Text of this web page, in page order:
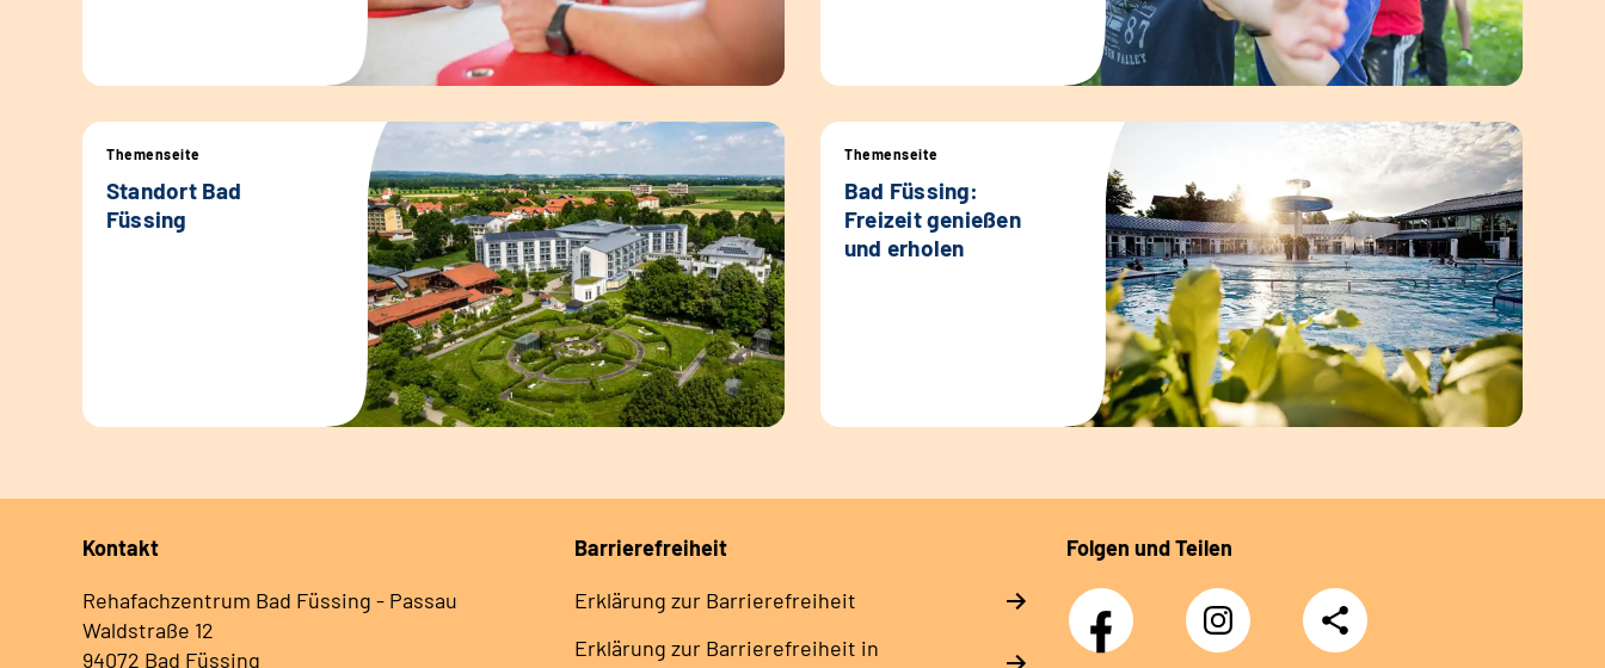
Themenseite
Standort Bad
Füssing
Themenseite
Bad Füssing:
Freizeit genießen
und erholen
Kontakt
Rehafachzentrum Bad Füssing - Passau
Waldstraße 12
94072 Bad Füssing
Barrierefreiheit
Erklärung zur Barrierefreiheit
Erklärung zur Barrierefreiheit in
Folgen und Teilen
Facebook Instagram
Teilen